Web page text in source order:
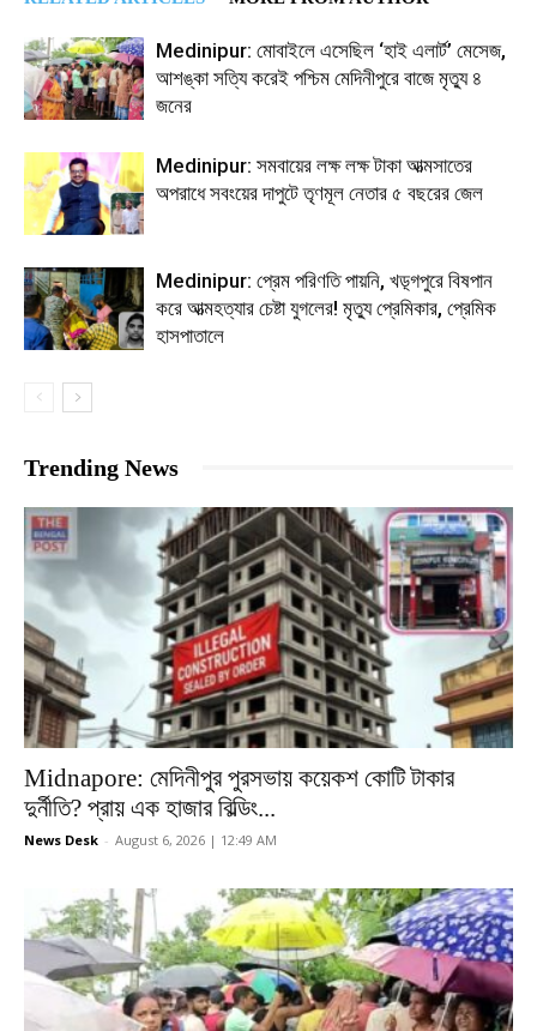
Medinipur: মোবাইলে এসেছিল ‘হাই এলার্ট’ মেসেজ,
আশঙ্কা সত্যি করেই পশ্চিম মেদিনীপুরে বাজে মৃত্যু ৪
জনের
Medinipur: সমবায়ের লক্ষ লক্ষ টাকা আত্মসাতের
অপরাধে সবংয়ের দাপুটে তৃণমূল নেতার ৫ বছরের জেল
Medinipur: প্রেম পরিণতি পায়নি, খড়্গপুরে বিষপান
করে আত্মহত্যার চেষ্টা যুগলের! মৃত্যু প্রেমিকার, প্রেমিক
হাসপাতালে
Trending News
Midnapore: মেদিনীপুর পুরসভায় কয়েকশ কোটি টাকার
দুর্নীতি? প্রায় এক হাজার বিল্ডিং...
News Desk - August 6, 2026 | 12:49 AM